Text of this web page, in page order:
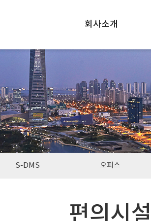
회사소개
S-DMS 오피스
편의시설